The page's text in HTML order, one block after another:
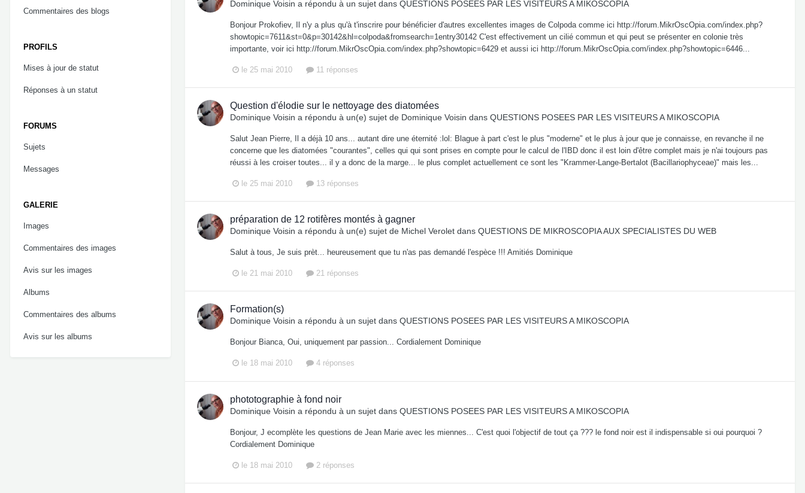
Commentaires des blogs
PROFILS
Mises à jour de statut
Réponses à un statut
FORUMS
Sujets
Messages
GALERIE
Images
Commentaires des images
Avis sur les images
Albums
Commentaires des albums
Avis sur les albums
Dominique Voisin a répondu à un sujet dans QUESTIONS POSEES PAR LES VISITEURS A MIKOSCOPIA
Bonjour Prokofiev, Il n'y a plus qu'à t'inscrire pour bénéficier d'autres excellentes images de Colpoda comme ici http://forum.MikrOscOpia.com/index.php?
showtopic=7611&st=0&p=30142&hl=colpoda&fromsearch=1entry30142 C'est effectivement un cilié commun et qui peut se présenter en colonie très
importante, voir ici http://forum.MikrOscOpia.com/index.php?showtopic=6429 et aussi ici http://forum.MikrOscOpia.com/index.php?showtopic=6446...
le 25 mai 2010 11 réponses
Question d'élodie sur le nettoyage des diatomées
Dominique Voisin a répondu à un(e) sujet de Dominique Voisin dans QUESTIONS POSEES PAR LES VISITEURS A MIKOSCOPIA
Salut Jean Pierre, Il a déjà 10 ans... autant dire une éternité :lol: Blague à part c'est le plus "moderne" et le plus à jour que je connaisse, en revanche il ne
concerne que les diatomées "courantes", celles qui qui sont prises en compte pour le calcul de l'IBD donc il est loin d'être complet mais je n'ai toujours pas
réussi à les croiser toutes... il y a donc de la marge... le plus complet actuellement ce sont les "Krammer-Lange-Bertalot (Bacillariophyceae)" mais les...
le 25 mai 2010 13 réponses
préparation de 12 rotifères montés à gagner
Dominique Voisin a répondu à un(e) sujet de Michel Verolet dans QUESTIONS DE MIKROSCOPIA AUX SPECIALISTES DU WEB
Salut à tous, Je suis prèt... heureusement que tu n'as pas demandé l'espèce !!! Amitiés Dominique
le 21 mai 2010 21 réponses
Formation(s)
Dominique Voisin a répondu à un sujet dans QUESTIONS POSEES PAR LES VISITEURS A MIKOSCOPIA
Bonjour Bianca, Oui, uniquement par passion... Cordialement Dominique
le 18 mai 2010 4 réponses
phototographie à fond noir
Dominique Voisin a répondu à un sujet dans QUESTIONS POSEES PAR LES VISITEURS A MIKOSCOPIA
Bonjour, J ecomplète les questions de Jean Marie avec les miennes... C'est quoi l'objectif de tout ça ??? le fond noir est il indispensable si oui pourquoi ?
Cordialement Dominique
le 18 mai 2010 2 réponses